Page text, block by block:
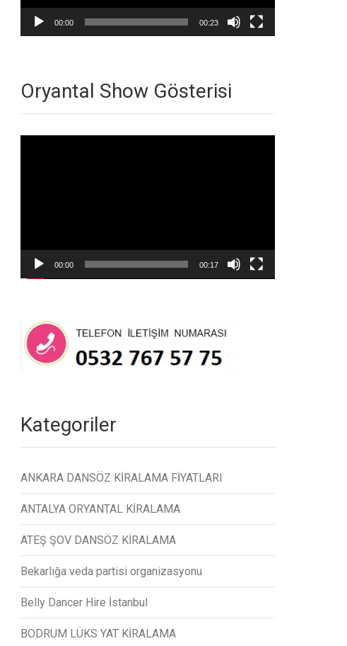
00:00 00:23
Oryantal Show Gösterisi
00:00 00:17
Kategoriler
ANKARA DANSÖZ KİRALAMA FİYATLARI
ANTALYA ORYANTAL KİRALAMA
ATEŞ ŞOV DANSÖZ KİRALAMA
Bekarlığa veda partisi organizasyonu
Belly Dancer Hire İstanbul
BODRUM LÜKS YAT KİRALAMA